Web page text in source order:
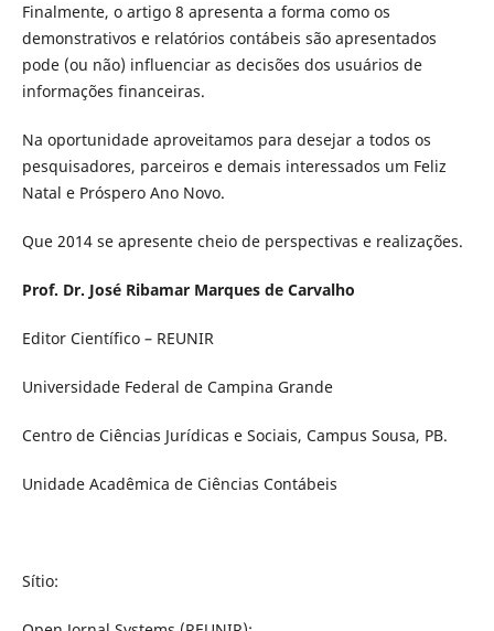
Finalmente, o artigo 8 apresenta a forma como os
demonstrativos e relatórios contábeis são apresentados
pode (ou não) influenciar as decisões dos usuários de
informações financeiras.
Na oportunidade aproveitamos para desejar a todos os
pesquisadores, parceiros e demais interessados um Feliz
Natal e Próspero Ano Novo.
Que 2014 se apresente cheio de perspectivas e realizações.
Prof. Dr. José Ribamar Marques de Carvalho
Editor Científico – REUNIR
Universidade Federal de Campina Grande
Centro de Ciências Jurídicas e Sociais, Campus Sousa, PB.
Unidade Acadêmica de Ciências Contábeis
Sítio: